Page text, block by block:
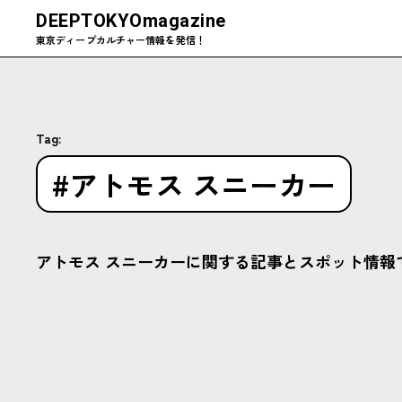
DEEPTOKYOmagazine
東京ディープカルチャー情報を発信！
Tag:
#アトモス スニーカー
アトモス スニーカーに関する記事とスポット情報